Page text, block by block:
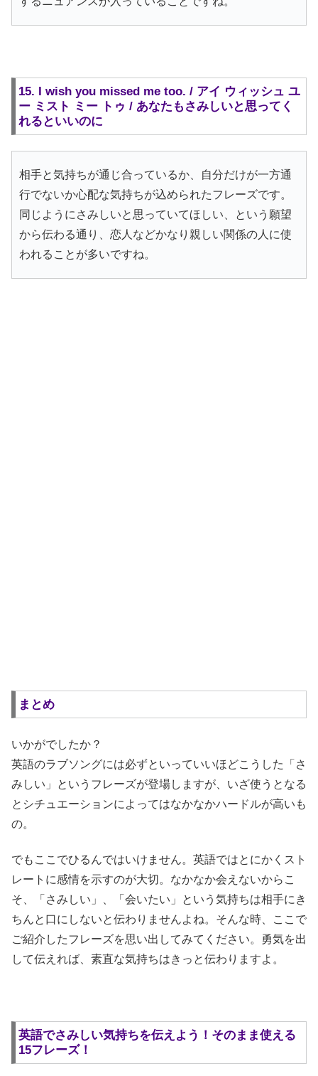
15. I wish you missed me too. / アイ ウィッシュ ユ
ー ミスト ミー トゥ / あなたもさみしいと思ってく
れるといいのに
相手と気持ちが通じ合っているか、自分だけが一方通
行でないか心配な気持ちが込められたフレーズです。
同じようにさみしいと思っていてほしい、という願望
から伝わる通り、恋人などかなり親しい関係の人に使
われることが多いですね。
まとめ
いかがでしたか？
英語のラブソングには必ずといっていいほどこうした「さ
みしい」というフレーズが登場しますが、いざ使うとなる
とシチュエーションによってはなかなかハードルが高いも
の。
でもここでひるんではいけません。英語ではとにかくスト
レートに感情を示すのが大切。なかなか会えないからこ
そ、「さみしい」、「会いたい」という気持ちは相手にき
ちんと口にしないと伝わりませんよね。そんな時、ここで
ご紹介したフレーズを思い出してみてください。勇気を出
して伝えれば、素直な気持ちはきっと伝わりますよ。
英語でさみしい気持ちを伝えよう！そのまま使える
15フレーズ！